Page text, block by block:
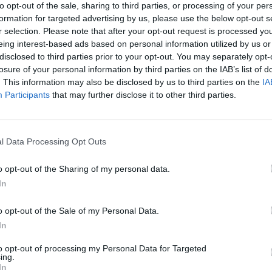
opt-out of the sale, sharing to third parties, or processing of your
for targeted advertising by us, please use the below opt-out
selection. Please note that after your opt-out request is processed
interest-based ads based on personal information utilized by us
to third parties prior to your opt-out. You may separately
of your personal information by third parties on the IAB’s list of
This information may also be disclosed by us to third parties on the
Participants that may further disclose it to other third parties.
Data Processing Opt Outs
opt-out of the Sharing of my personal data.
opt-out of the Sale of my Personal Data.
opt-out of processing my Personal Data for Targeted
Plateau, il quartiere dove si trova il
e Cocody, sede della residenza
è asserragliato da giorni, avevano
gli elicotteri della missione dell'Onu in
(Onuci) e della forza francese
sparando ad Abidjan contro i
forze pro-Gbagbo, disposti intorno al
In base agli ultimi dati a
ci sarebbero 85.000 sfollati nell'Ovest
d'Avorio, Paese che da settimane vive - e
scontri tra le forze del presidente
Gbagbo, e quelle di Alassane
di Stato legittimo. Inoltre, la situazione
quella zona - dove le milizie si sono
di massacri - è «catastrofica»,
Duekoué, dove tutti sono
ha dichiarato un alto responsabile
Rudy Giuliani a Come States?